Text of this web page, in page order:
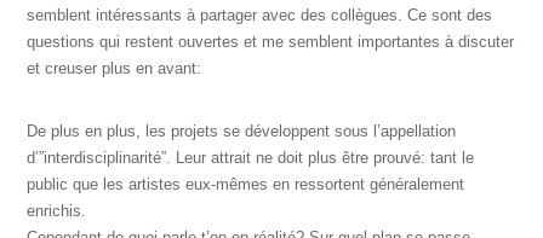
semblent intéressants à partager avec des collègues. Ce sont des
questions qui restent ouvertes et me semblent importantes à discuter
et creuser plus en avant:
De plus en plus, les projets se développent sous l’appellation
d’”interdisciplinarité”. Leur attrait ne doit plus être prouvé: tant le
public que les artistes eux-mêmes en ressortent généralement
enrichis.